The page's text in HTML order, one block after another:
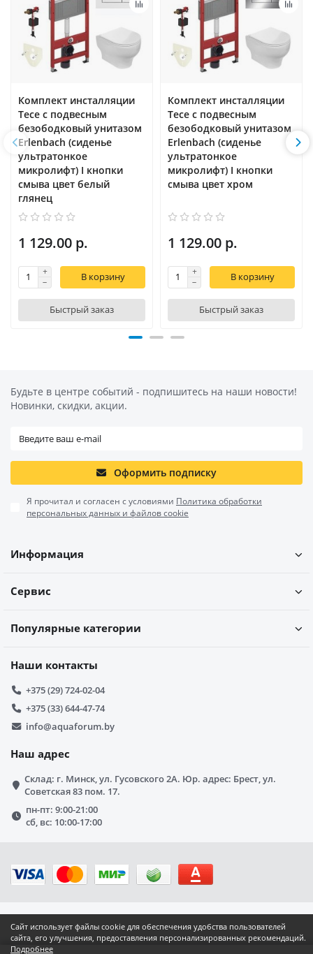
Комплект инсталляции
Tece с подвесным
безободковый унитазом
Erlenbach (сиденье
ультратонкое
микролифт) I кнопки
смыва цвет белый
глянец
1 129.00 р.
В корзину
Быстрый заказ
Комплект инсталляции
Tece с подвесным
безободковый унитазом
Erlenbach (сиденье
ультратонкое
микролифт) I кнопки
смыва цвет хром
1 129.00 р.
В корзину
Быстрый заказ
Сайт использует файлы cookie для обеспечения удобства пользователей
сайта, его улучшения, предоставления персонализированных рекомендаций.
Подробнее
Будьте в центре событий - подпишитесь на наши новости!
Новинки, скидки, акции.
Оформить подписку
Я прочитал и согласен с условиями Политика обработки
персональных данных и файлов cookie
Информация
Сервис
Популярные категории
Наши контакты
+375 (29) 724-02-04
+375 (33) 644-47-74
info@aquaforum.by
Наш адрес
Склад: г. Минск, ул. Гусовского 2А. Юр. адрес: Брест, ул.
Советская 83 пом. 17.
пн-пт: 9:00-21:00
сб, вс: 10:00-17:00